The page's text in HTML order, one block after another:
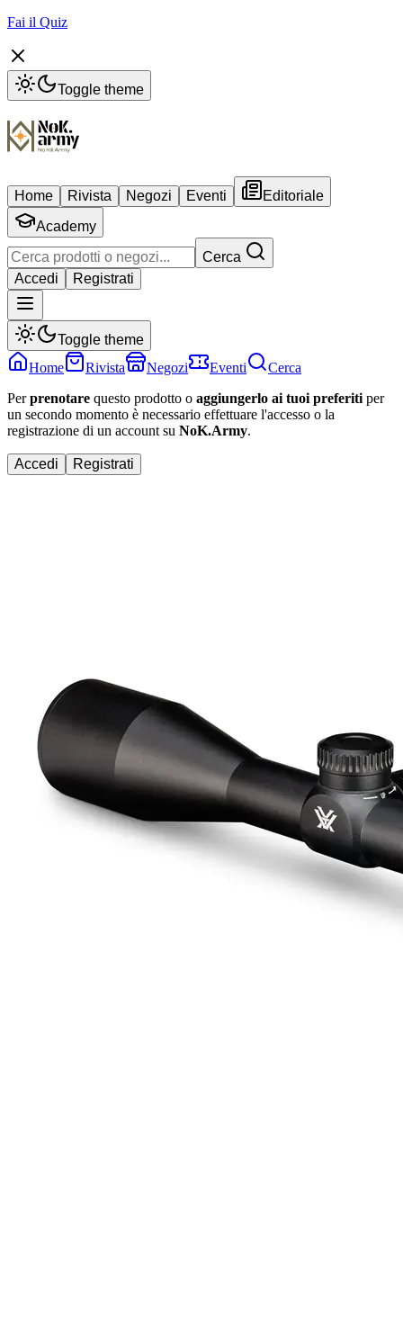
Fai il Quiz
Toggle theme
Home Rivista Negozi Eventi
Editoriale
Academy
Cerca
Accedi
Registrati
Toggle theme
Home
Rivista Negozi Eventi
Cerca
Perprenotare questo prodotto o aggiungerlo ai tuoi preferiti per
un secondo momento è necessario effettuare l'accesso o la
registrazione di un account su NoK.Army.
Accedi Registrati